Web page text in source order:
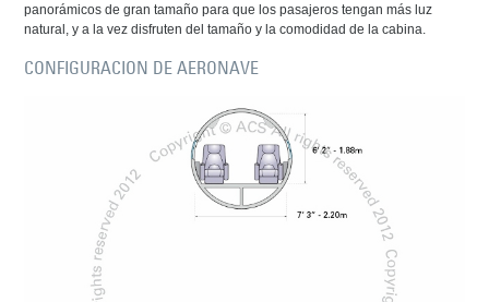
panorámicos de gran tamaño para que los pasajeros tengan más luz
natural, y a la vez disfruten del tamaño y la comodidad de la cabina.
CONFIGURACION DE AERONAVE